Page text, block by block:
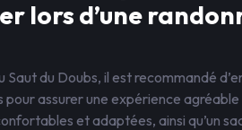
lors d’une
Saut du Doubs, il est recommandé
assurer une expérience
et adaptées, ainsi qu’un